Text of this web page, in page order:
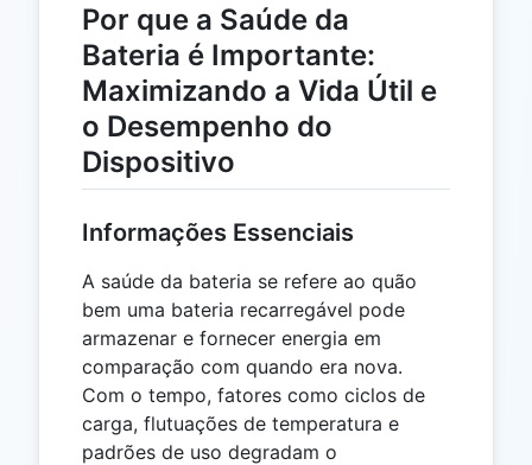
Por que a Saúde da
Bateria é Importante:
Maximizando a Vida Útil e
o Desempenho do
Dispositivo
Informações Essenciais
A saúde da bateria se refere ao quão
bem uma bateria recarregável pode
armazenar e fornecer energia em
comparação com quando era nova.
Com o tempo, fatores como ciclos de
carga, flutuações de temperatura e
padrões de uso degradam o